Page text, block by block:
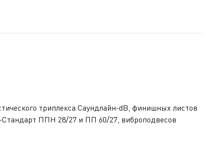
триплекса Саундлайн-dB, финишных листов
-Стандарт ППН 28/27 и ПП 60/27, виброподвесов